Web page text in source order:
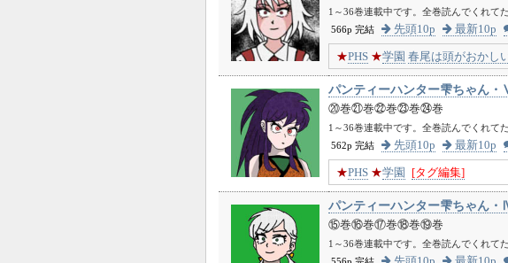
1～36巻連載中です。全巻読んでくれて
566p 完結
先頭10p 最新10p
★PHS ★学園 春尾は頭がおかし
パンティーハンター雫ちゃん・
⑳巻㉑巻㉒巻㉓巻㉔巻
1～36巻連載中です。全巻読んでくれて
562p 完結
先頭10p 最新10p
★PHS ★学園 [タグ編集]
パンティーハンター雫ちゃん
⑮巻⑯巻⑰巻⑱巻⑲巻
1～36巻連載中です。全巻読んでくれて